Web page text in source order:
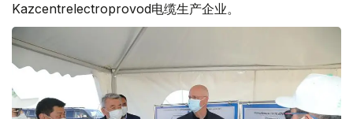
Kazcentrelectroprovod电缆生产企业。